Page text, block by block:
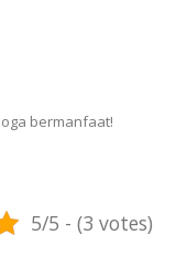
bermanfaat!
5/5 - (3 votes)